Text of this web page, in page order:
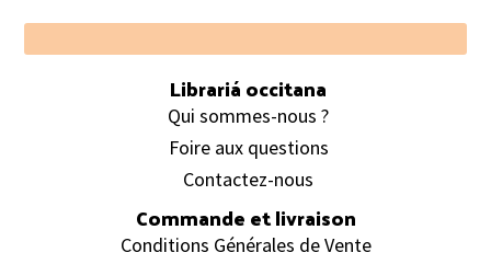
Footer
Librariá occitana
Qui sommes-nous ?
Foire aux questions
Contactez-nous
Commande et livraison
Conditions Générales de Vente